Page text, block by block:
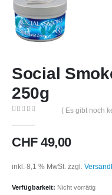
Social
250g
( Es gibt noch
CHF49,00
inkl. 8,1 % MwSt. zzgl.
Verfügbarkeit: Nicht vorrätig